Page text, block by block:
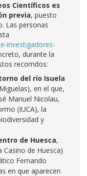
Científicos es
previa, puesto
Las personas
investigadores-
durante la
recorridos:
del río Isuela
en el que,
Manuel Nicolau,
(IUCA), la
y
de Huesca,
Casino de Huesca)
Fernando
en que aparecen